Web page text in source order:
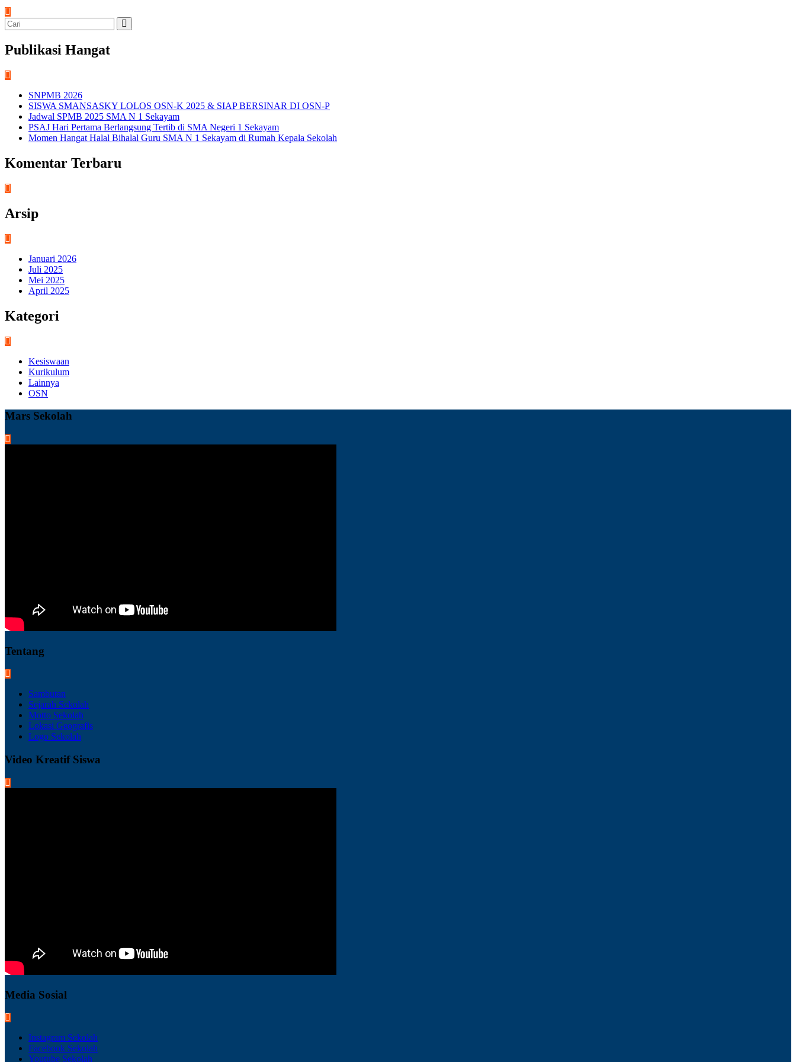
Publikasi Hangat
SNPMB 2026
SISWA SMANSASKY LOLOS OSN-K 2025 & SIAP BERSINAR DI OSN-P
Jadwal SPMB 2025 SMA N 1 Sekayam
PSAJ Hari Pertama Berlangsung Tertib di SMA Negeri 1 Sekayam
Momen Hangat Halal Bihalal Guru SMA N 1 Sekayam di Rumah Kepala Sekolah
Komentar Terbaru
Arsip
Januari 2026
Juli 2025
Mei 2025
April 2025
Kategori
Kesiswaan
Kurikulum
Lainnya
OSN
Mars Sekolah
Tentang
Sambutan
Sejarah Sekolah
Motto Sekolah
Lokasi Geografis
Logo Sekolah
Video Kreatif Siswa
Media Sosial
Instagram Sekolah
Facebook Sekolah
Youtube Sekolah